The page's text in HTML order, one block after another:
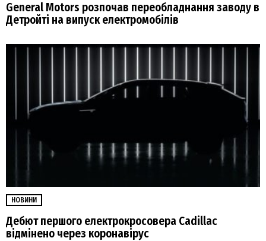
General Motors розпочав переобладнання заводу в
Детройті на випуск електромобілів
НОВИНИ
Дебют першого електрокросовера Cadillac
відмінено через коронавірус